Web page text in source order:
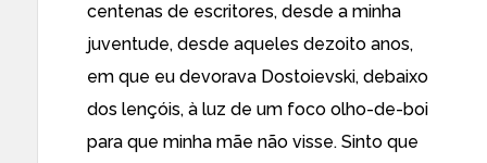
centenas de escritores, desde a minha
juventude, desde aqueles dezoito anos,
em que eu devorava Dostoievski, debaixo
dos lençóis, à luz de um foco olho-de-boi
para que minha mãe não visse. Sinto que